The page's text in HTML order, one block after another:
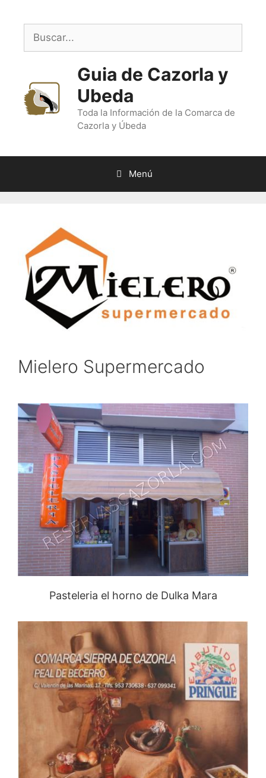
contenido
Buscar:
Guia de Cazorla y
Ubeda
Toda la Información de la Comarca de
Cazorla y Úbeda
Menú
Mielero Supermercado
Pasteleria el horno de Dulka Mara